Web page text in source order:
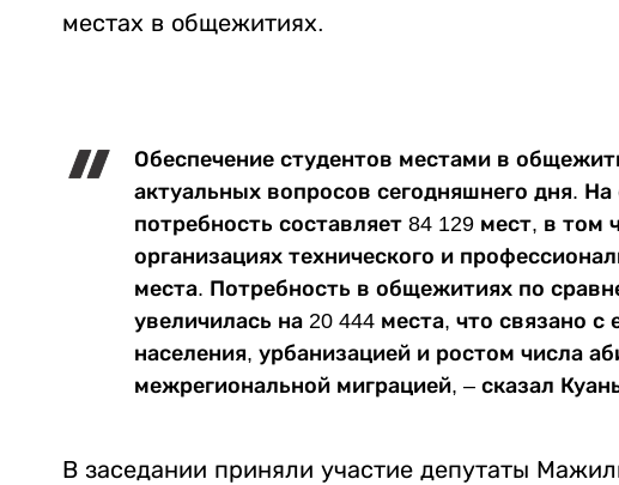
местах в общежитиях.
Обеспечение студентов местами в
актуальных вопросов сегодняшнего дня.
потребность составляет 84 129 мест, в том
организациях технического и
места. Потребность в общежитиях по
увеличилась на 20 444 места, что связано
населения, урбанизацией и ростом числа
межрегиональной миграцией, – сказал
В заседании приняли участие депутаты